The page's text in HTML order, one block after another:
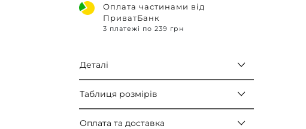
Оплата частинами від
ПриватБанк
3 платежі по 239 грн
Деталі
Таблиця розмірів
Оплата та доставка